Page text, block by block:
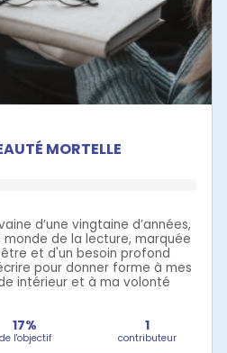
MORTELLE
d’une vingtaine d’années,
de la lecture, marquée
et d'un besoin profond
pour donner forme à mes
intérieur et à ma volonté
17%
de l'objectif
1
contributeur